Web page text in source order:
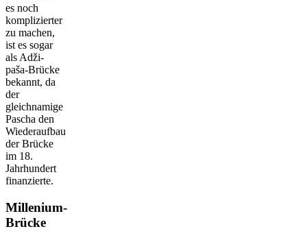
es noch
komplizierter
zu machen,
ist es sogar
als Adži-
paša-Brücke
bekannt, da
der
gleichnamige
Pascha den
Wiederaufbau
der Brücke
im 18.
Jahrhundert
finanzierte.
Millenium-
Brücke